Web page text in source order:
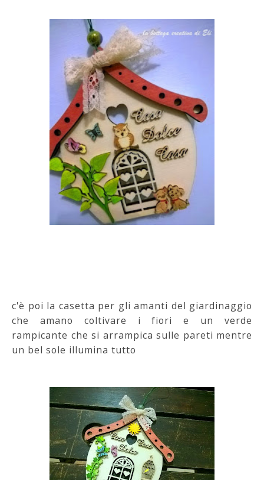
c'è poi la casetta per gli amanti del giardinaggio
che amano coltivare i fiori e un verde
rampicante che si arrampica sulle pareti mentre
un bel sole illumina tutto